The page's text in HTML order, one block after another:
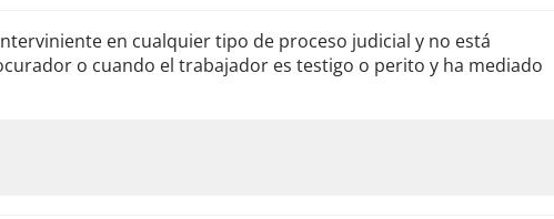
en cualquier tipo de proceso judicial y no está
o cuando el trabajador es testigo o perito y ha mediado